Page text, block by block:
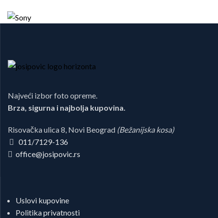
Najveći izbor foto opreme.
Brza, sigurna i najbolja kupovina.
Risovačka ulica 8, Novi Beograd (Bežanijska kosa)
011/7129-136
office@josipovic.rs
Uslovi kupovine
Politika privatnosti